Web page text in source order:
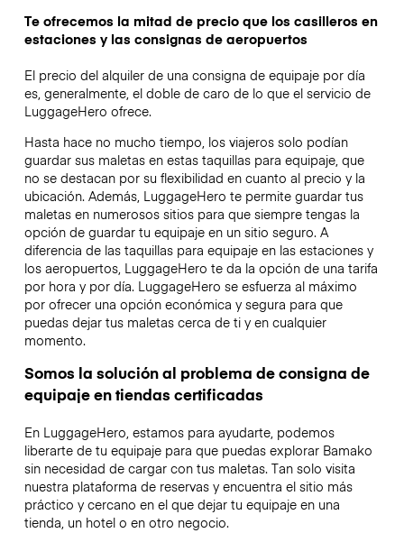
Te ofrecemos la mitad de precio que los casilleros en
estaciones y las consignas de aeropuertos
El precio del alquiler de una consigna de equipaje por día
es, generalmente, el doble de caro de lo que el servicio de
LuggageHero ofrece.
Hasta hace no mucho tiempo, los viajeros solo podían
guardar sus maletas en estas taquillas para equipaje, que
no se destacan por su flexibilidad en cuanto al precio y la
ubicación. Además, LuggageHero te permite guardar tus
maletas en numerosos sitios para que siempre tengas la
opción de guardar tu equipaje en un sitio seguro. A
diferencia de las taquillas para equipaje en las estaciones y
los aeropuertos, LuggageHero te da la opción de una tarifa
por hora y por día. LuggageHero se esfuerza al máximo
por ofrecer una opción económica y segura para que
puedas dejar tus maletas cerca de ti y en cualquier
momento.
Somos la solución al problema de consigna de
equipaje en tiendas certificadas
En LuggageHero, estamos para ayudarte, podemos
liberarte de tu equipaje para que puedas explorar Bamako
sin necesidad de cargar con tus maletas. Tan solo visita
nuestra plataforma de reservas y encuentra el sitio más
práctico y cercano en el que dejar tu equipaje en una
tienda, un hotel o en otro negocio.